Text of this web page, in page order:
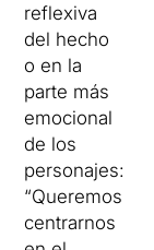
reflexiva
del hecho
o en la
parte más
emocional
de los
personajes:
“Queremos
centrarnos